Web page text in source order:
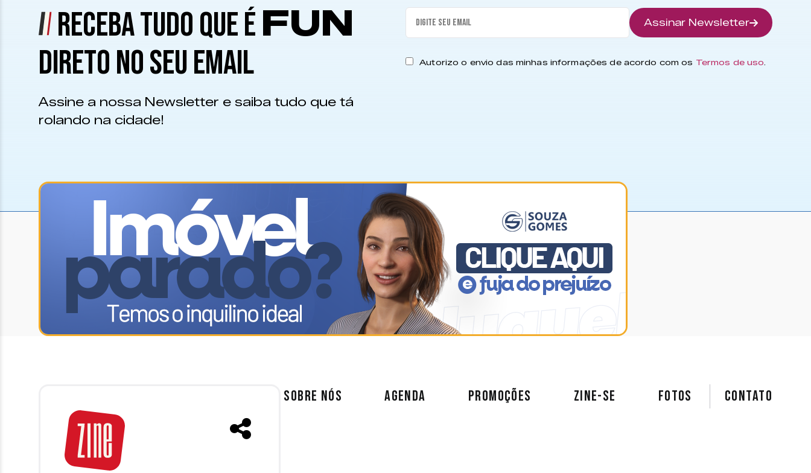
RECEBA TUDO QUE ÉFUN
DIRETO NO SEU EMAIL
Assine a nossa Newsletter e saiba tudo que tá
rolando na cidade!
Assinar Newsletter
Autorizo o envio das minhas informações de acordo com os Termos de uso
SOBRE NÓS AGENDA PROMOÇÕES ZINE-SE FOTOS Contato